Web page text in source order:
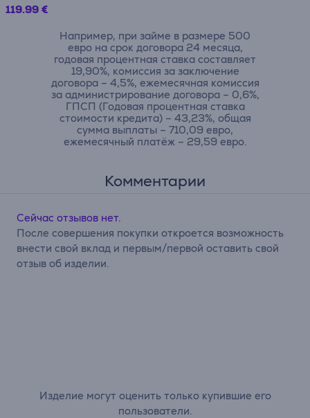
119.99 €
Например, при займе в размере 500
евро на срок договора 24 месяца,
годовая процентная ставка составляет
19,90%, комиссия за заключение
договора – 4,5%, ежемесячная комиссия
за администрирование договора – 0,6%,
ГПСП (Годовая процентная ставка
стоимости кредита) – 43,23%, общая
сумма выплаты – 710,09 евро,
ежемесячный платёж – 29,59 евро.
Комментарии
Изделие могут оценить только купившие его
пользователи.
Сейчас отзывов нет.
После совершения покупки откроется возможность
внести свой вклад и первым/первой оставить свой
отзыв об изделии.